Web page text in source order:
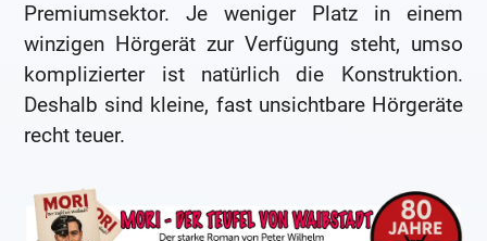
Premiumsektor. Je weniger Platz in einem
winzigen Hörgerät zur Verfügung steht, umso
komplizierter ist natürlich die Konstruktion.
Deshalb sind kleine, fast unsichtbare Hörgeräte
recht teuer.